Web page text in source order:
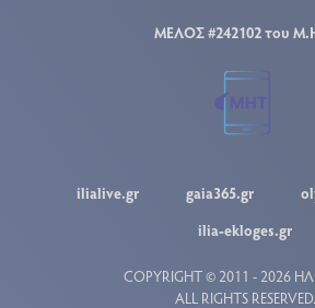
ΜΕΛΟΣ #242102 του
ilialive.gr gaia365.gr
ilia-ekloges.gr
COPYRIGHT © 2011 - 2026
ALL RIGHTS RESERVED.